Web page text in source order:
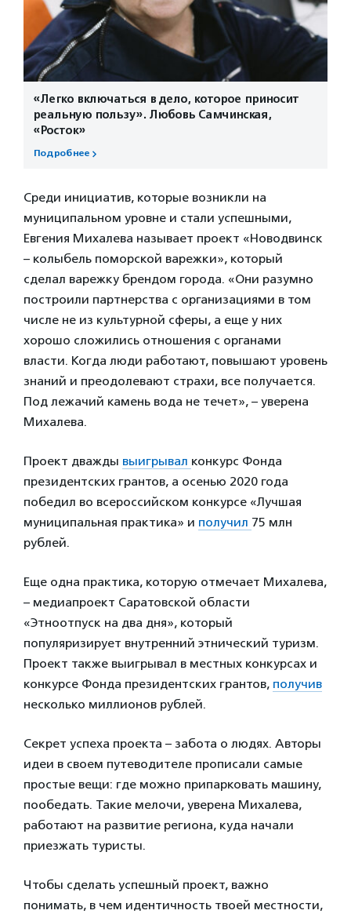
«Легко включаться в дело, которое приносит
реальную пользу». Любовь Самчинская,
«Росток»
Подробнее
Среди инициатив, которые возникли на
муниципальном уровне и стали успешными,
Евгения Михалева называет проект «Новодвинск
– колыбель поморской варежки», который
сделал варежку брендом города. «Они разумно
построили партнерства с организациями в том
числе не из культурной сферы, а еще у них
хорошо сложились отношения с органами
власти. Когда люди работают, повышают уровень
знаний и преодолевают страхи, все получается.
Под лежачий камень вода не течет», – уверена
Михалева.
Проект дважды выигрывал конкурс Фонда
президентских грантов, а осенью 2020 года
победил во всероссийском конкурсе «Лучшая
муниципальная практика» и получил 75 млн
рублей.
Еще одна практика, которую отмечает Михалева,
– медиапроект Саратовской области
«Этноотпуск на два дня», который
популяризирует внутренний этнический туризм.
Проект также выигрывал в местных конкурсах и
конкурсе Фонда президентских грантов, получив
несколько миллионов рублей.
Секрет успеха проекта – забота о людях. Авторы
идеи в своем путеводителе прописали самые
простые вещи: где можно припарковать машину,
пообедать. Такие мелочи, уверена Михалева,
работают на развитие региона, куда начали
приезжать туристы.
Чтобы сделать успешный проект, важно
понимать, в чем идентичность твоей местности,